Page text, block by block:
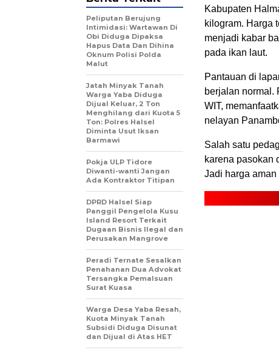
Kabupaten
kilogram. Harga
menjadi kabar
pada ikan laut.
Pantauan di
berjalan normal.
WIT,
nelayan
Salah satu
karena pasokan
Jadi harga aman
Peliputan Berujung
Intimidasi: Wartawan Di
Obi Diduga Dipaksa
Hapus Data Dan Dihina
Oknum Polisi Polda
Malut
Jatah Minyak Tanah
Warga Yaba Diduga
Dijual Keluar, 2 Ton
Menghilang dari Kuota 5
Ton: Polres Halsel
Diminta Usut Iksan
Barmawi
Pokja ULP Tidore
Diwanti-wanti Jangan
Ada Kontraktor Titipan
DPRD Halsel Siap
Panggil Pengelola Kusu
Island Resort Terkait
Dugaan Bisnis Ilegal dan
Perusakan Mangrove
Peradi Ternate Sesalkan
Penahanan Dua Advokat
Tersangka Pemalsuan
Surat Kuasa
Warga Desa Yaba Resah,
Kuota Minyak Tanah
Subsidi Diduga Disunat
dan Dijual di Atas HET